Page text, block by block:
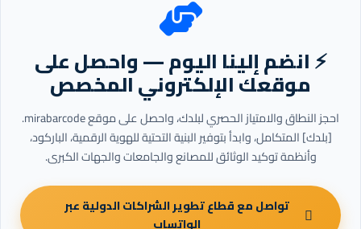
⚡ انضم إلينا اليوم — واحصل على
موقعك الإلكتروني المخصص
احجز النطاق والامتياز الحصري لبلدك، واحصل على موقع mirabarcode.
[بلدك] المتكامل، وابدأ بتوفير البنية التحتية للهوية الرقمية، الباركود،
وأنظمة توكيد الوثائق للمصانع والجامعات والجهات الكبرى.
تواصل مع قطاع تطوير الشراكات الدولية عبر
الواتساب